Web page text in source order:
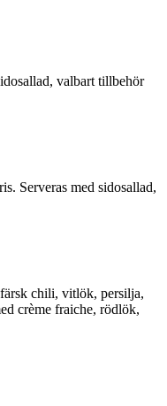
valbart tillbehör
Serveras med sidosallad,
chili, vitlök, persilja,
crème fraiche, rödlök,